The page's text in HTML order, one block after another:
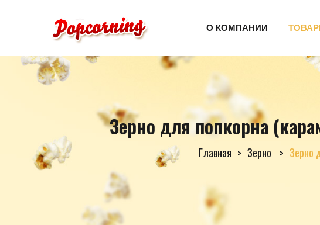
О КОМПАНИИ
Зерно для попкорна
Главная Зерно Зерно